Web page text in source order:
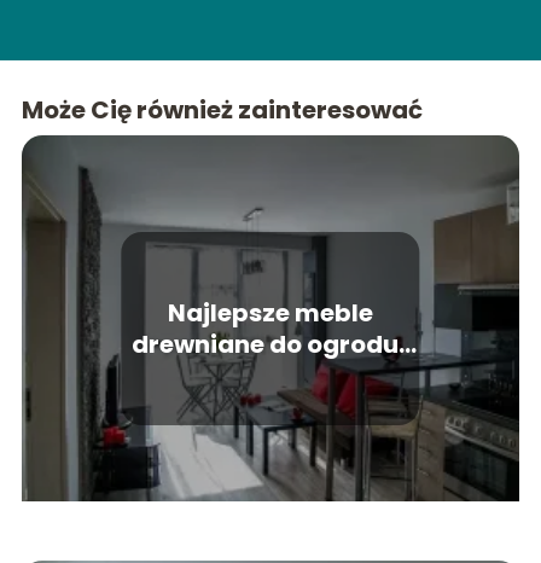
Może Cię również zainteresować
Najlepsze meble
drewniane do ogrodu i
nie tylko